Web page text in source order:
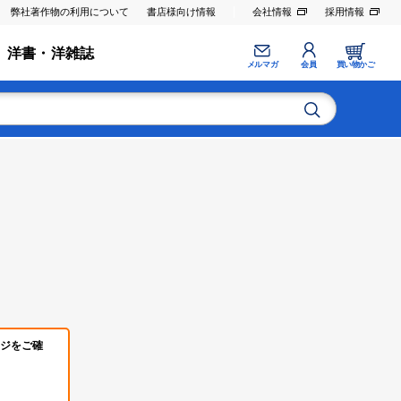
弊社著作物の利用について 書店様向け情報 会社情報 採用情報
洋書・洋雑誌
メルマガ 会員 買い物かご
をご確